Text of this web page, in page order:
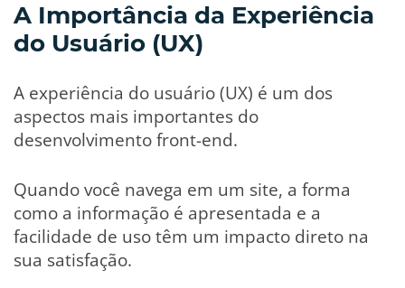
A Importância da Experiência
do Usuário (UX)
A experiência do usuário (UX) é um dos
aspectos mais importantes do
desenvolvimento front-end.
Quando você navega em um site, a forma
como a informação é apresentada e a
facilidade de uso têm um impacto direto na
sua satisfação.